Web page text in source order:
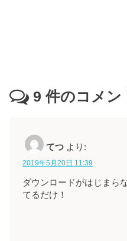
9 件のコメン
てつ より:
2019年5月20日 11:39
ダウンロードがはじまら
てるだけ！